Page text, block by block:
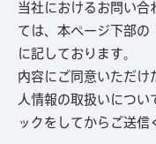
当社におけるお問い合
ては、本ページ下部の
に記しております。
内容にご同意いただけ
人情報の取扱いについ
ックをしてからご送信